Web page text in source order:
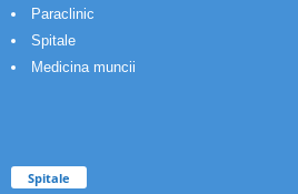
Paraclinic
Spitale
Medicina muncii
Spitale